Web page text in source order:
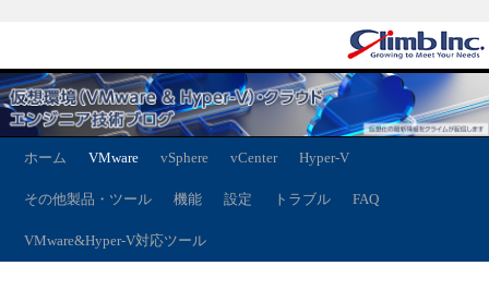
ホーム VMware vSphere vCenter Hyper-V
その他製品・ツール 機能 設定 トラブル FAQ
VMware&Hyper-V対応ツール